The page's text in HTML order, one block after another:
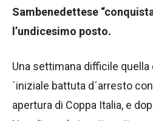
Sambenedettese
l’undicesimo posto.
Una settimana difficile quella
´iniziale battuta d´arresto
apertura di Coppa Italia, e